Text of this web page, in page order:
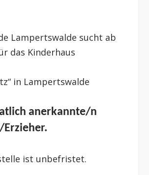
Lampertswalde sucht ab
das Kinderhaus
in Lampertswalde
anerkannte/n
Erzieher.
ist unbefristet.